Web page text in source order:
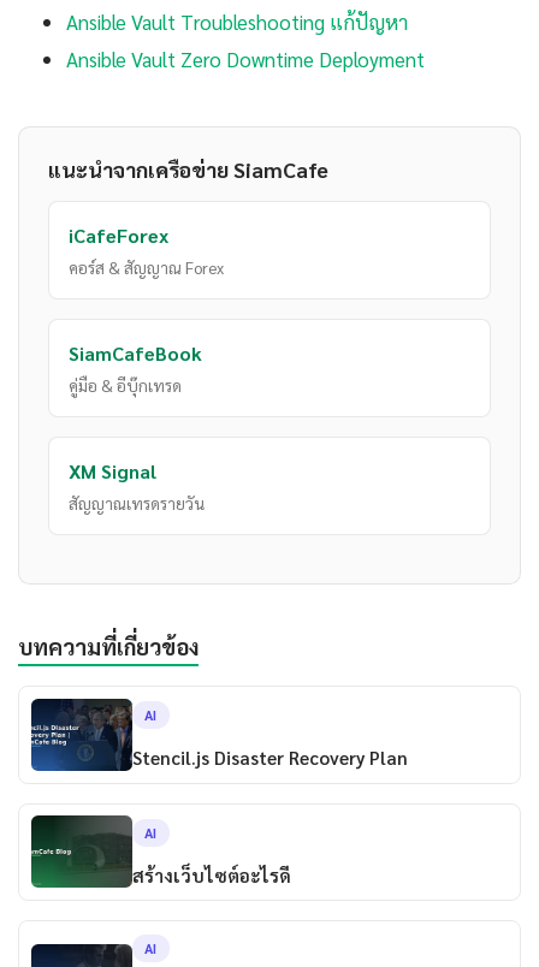
Ansible Vault Troubleshooting แก้ปัญหา
Ansible Vault Zero Downtime Deployment
แนะนำจากเครือข่าย SiamCafe
iCafeForex
คอร์ส & สัญญาณ Forex
SiamCafeBook
คู่มือ & อีบุ๊กเทรด
XM Signal
สัญญาณเทรดรายวัน
บทความที่เกี่ยวข้อง
AI
Stencil.js Disaster Recovery Plan
AI
สร้างเว็บไซต์อะไรดี
AI